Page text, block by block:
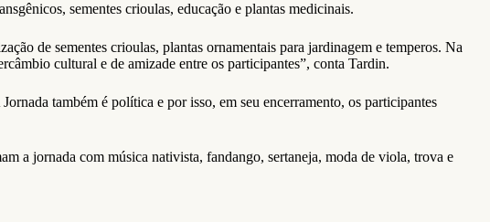
sementes crioulas, educação e plantas medicinais.
de sementes crioulas, plantas ornamentais para jardinagem e temperos. Na
cultural e de amizade entre os participantes”, conta Tardin.
também é política e por isso, em seu encerramento, os participantes
a jornada com música nativista, fandango, sertaneja, moda de viola, trova e